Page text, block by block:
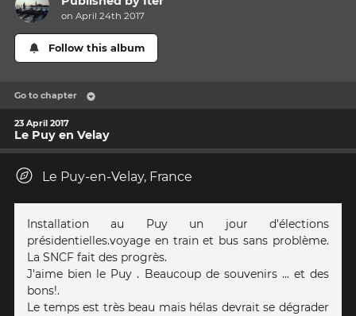
on April 24th 2017
Follow this album
Go to chapter
23 April 2017
Le Puy en Velay
Le Puy-en-Velay, France
Installation au Puy un jour d'élections
présidentielles.voyage en train et bus sans problème.
La SNCF fait des progrès.
J'aime bien le Puy . Beaucoup de souvenirs ... et des
bons!.
Le temps est très beau mais hélas devrait se dégrader